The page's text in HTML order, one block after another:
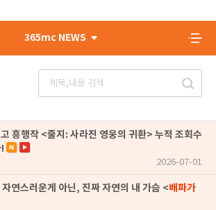
365mc NEWS
흥행작 <줄지: 사라진 영웅의 귀환> 누적 조회수
2026-07-01
연스러운게 아닌, 진짜 자연의 내 가슴 <배파가